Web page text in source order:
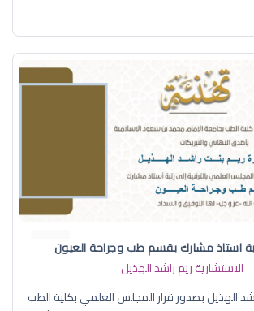
استاذ مشارك بقسم طب وجراحة العيون
الاستشارية ريم راشد الهذيل
الهذيل بصدور قرار المجلس العلمي بكلية الطب